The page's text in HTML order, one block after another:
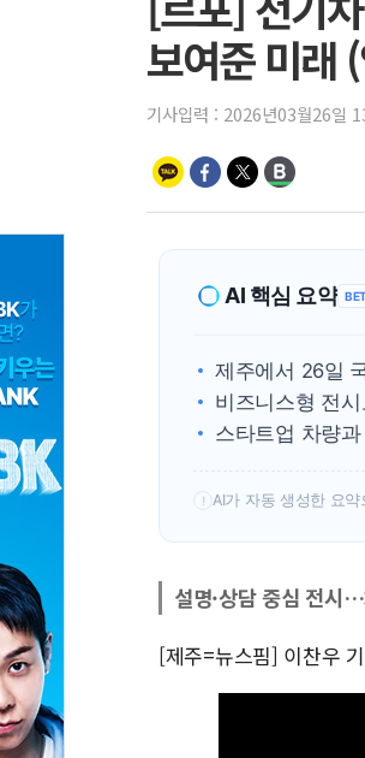
보여준 미래
기사입력 : 2026년03월26일
AI 핵심 요약
제주에서 26일
비즈니스형 전
스타트업 차량
! AI가 자동 생성한 요
설명·상담 중심 전시
[제주=뉴스핌] 이찬우